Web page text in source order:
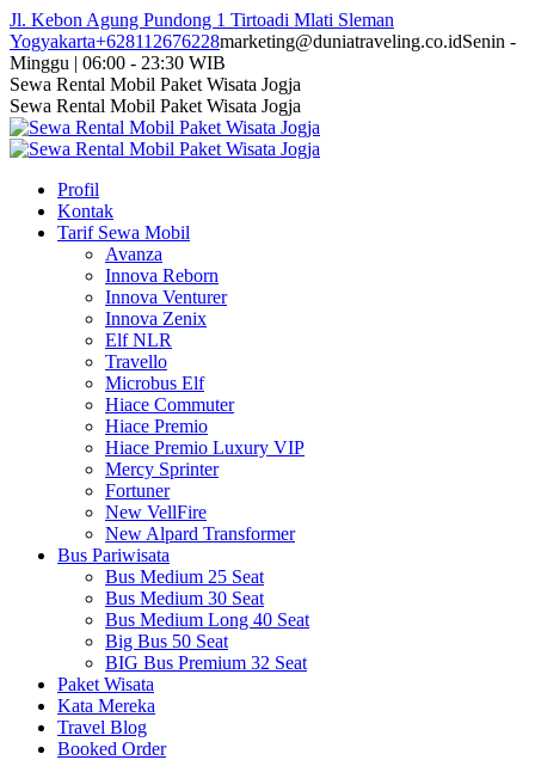
Skip
to
content
Jl. Kebon Agung Pundong 1 Tirtoadi Mlati Sleman
Yogyakarta+628112676228marketing@duniatraveling.co.idSenin -
Minggu | 06:00 - 23:30 WIB
Facebook
page
opens
in
window
Twitter
page
opens
in
window
Instagram
page
opens
in
window
YouTube
page
opens
in
window
Sewa Rental Mobil Paket Wisata Jogja
Sewa Rental Mobil Paket Wisata Jogja
Profil
Kontak
Tarif Sewa Mobil
Avanza
Innova Reborn
Innova Venturer
Innova Zenix
Elf NLR
Travello
Microbus Elf
Hiace Commuter
Hiace Premio
Hiace Premio Luxury VIP
Mercy Sprinter
Fortuner
New VellFire
New Alpard Transformer
Bus Pariwisata
Bus Medium 25 Seat
Bus Medium 30 Seat
Bus Medium Long 40 Seat
Big Bus 50 Seat
BIG Bus Premium 32 Seat
Paket Wisata
Kata Mereka
Travel Blog
Booked Order